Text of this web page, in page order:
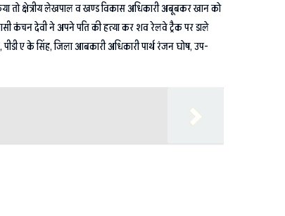
तो क्षेत्रीय लेखपाल व खण्ड विकास अधिकारी अबूबकर खान को
कंचन देवी ने अपने पति की हत्या कर शव रेलवे ट्रैक पर डाले
ए के सिंह, जिला आबकारी अधिकारी पार्थ रंजन घोष, उप-